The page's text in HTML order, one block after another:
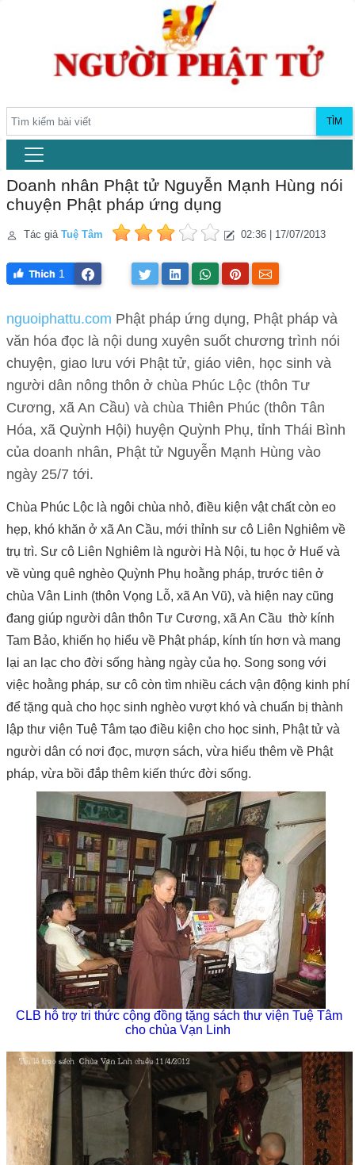
TÌM
Doanh nhân Phật tử Nguyễn Mạnh Hùng nói
chuyện Phật pháp ứng dụng
Tác giả Tuệ Tâm 02:36 | 17/07/2013
1
nguoiphattu.com Phật pháp ứng dụng, Phật pháp và
văn hóa đọc là nội dung xuyên suốt chương trình nói
chuyện, giao lưu với Phật tử, giáo viên, học sinh và
người dân nông thôn ở chùa Phúc Lộc (thôn Tư
Cương, xã An Cầu) và chùa Thiên Phúc (thôn Tân
Hóa, xã Quỳnh Hội) huyện Quỳnh Phụ, tỉnh Thái Bình
của doanh nhân, Phật tử Nguyễn Mạnh Hùng vào
ngày 25/7 tới.
Chùa Phúc Lộc là ngôi chùa nhỏ, điều kiện vật chất còn eo
hẹp, khó khăn ở xã An Cầu, mới thỉnh sư cô Liên Nghiêm về
trụ trì. Sư cô Liên Nghiêm là người Hà Nội, tu học ở Huế và
về vùng quê nghèo Quỳnh Phụ hoằng pháp, trước tiên ở
chùa Vân Linh (thôn Vọng Lỗ, xã An Vũ), và hiện nay cũng
đang giúp người dân thôn Tư Cương, xã An Cầu thờ kính
Tam Bảo, khiến họ hiểu về Phật pháp, kính tín hơn và mang
lại an lạc cho đời sống hàng ngày của họ. Song song với
việc hoằng pháp, sư cô còn tìm nhiều cách vận động kinh phí
để tặng quà cho học sinh nghèo vượt khó và chuẩn bị thành
lập thư viện Tuệ Tâm tạo điều kiện cho học sinh, Phật tử và
người dân có nơi đọc, mượn sách, vừa hiểu thêm về Phật
pháp, vừa bồi đắp thêm kiến thức đời sống.
CLB hỗ trợ tri thức cộng đồng tặng sách thư viện Tuệ Tâm
cho chùa Vạn Linh